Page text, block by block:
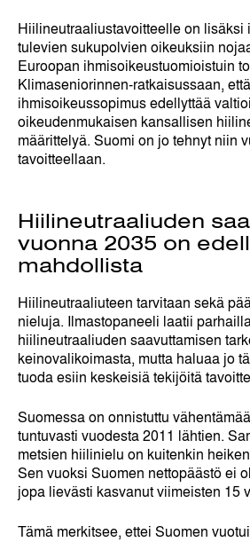
Hiilineutraaliustavoitteelle on
tulevien sukupolvien oikeuksiin
Euroopan ihmisoikeustuomioistuin
Klimaseniorinnen-ratkaisussaan,
ihmisoikeussopimus edellyttää
oikeudenmukaisen kansallisen
määrittelyä. Suomi on jo tehnyt niin
tavoitteellaan.
Hiilineutraaliuden
vuonna 2035 on
mahdollista
Hiilineutraaliuteen tarvitaan sekä
nieluja. Ilmastopaneeli laatii
hiilineutraaliuden saavuttamisen
keinovalikoimasta, mutta haluaa jo
tuoda esiin keskeisiä tekijöitä
Suomessa on onnistuttu
tuntuvasti vuodesta 2011 lähtien.
metsien hiilinielu on kuitenkin
Sen vuoksi Suomen nettopäästö ei
jopa lievästi kasvanut viimeisten 15
Tämä merkitsee, ettei Suomen